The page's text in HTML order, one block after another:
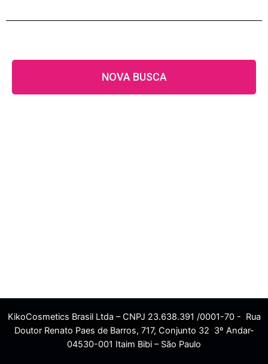
NOVA BUSCA
KikoCosmetics Brasil Ltda – CNPJ 23.638.391 /0001-70 - Rua
Doutor Renato Paes de Barros, 717, Conjunto 32 3º Andar-
04530-001 Itaim Bibi – São Paulo